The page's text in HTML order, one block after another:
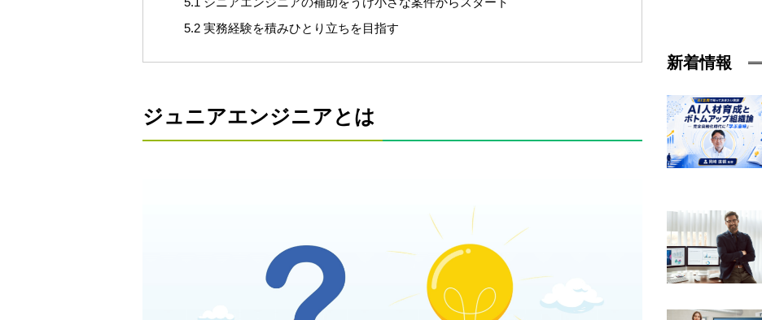
5.2 実務経験を積みひとり立ちを目指す
ジュニアエンジニアとは
新着情報